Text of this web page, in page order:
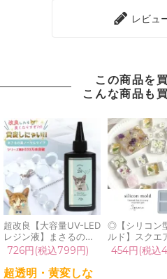
レビュ
この商品を
こんな商品も
超改良【大容量UV-LED
レジン液】まさるの涙
ver.03 超透明 70g 初心
者 作家 コーティング
ハード 黄変しない 高品
726円(税込799円)
超透明・黄変しな
◎【シリコン
ルド】スクエ
ズ シリコンモ
ジン型 粘土型
454円(税込